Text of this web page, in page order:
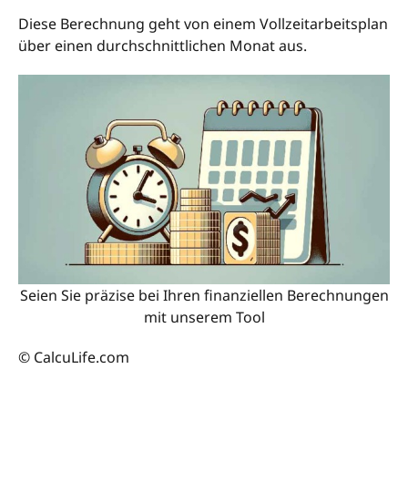
Diese Berechnung geht von einem Vollzeitarbeitsplan
über einen durchschnittlichen Monat aus.
Seien Sie präzise bei Ihren finanziellen Berechnungen
mit unserem Tool
© CalcuLife.com